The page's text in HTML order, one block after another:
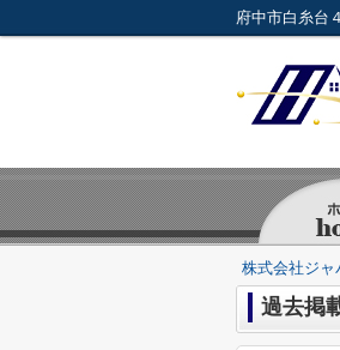
株式会社ジャ
過去掲